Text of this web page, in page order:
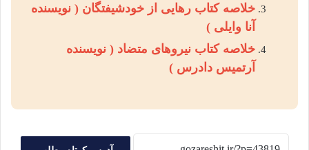
خلاصه کتاب رهایی از خودشیفتگان ( نویسنده
آنا وایلی )
خلاصه کتاب نیروهای متضاد ( نویسنده
آرتمیس دادرس )